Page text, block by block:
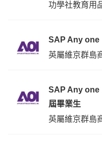
功學社教育用
SAP Any one
英屬維京群島
SAP Any one
屆畢業生
英屬維京群島